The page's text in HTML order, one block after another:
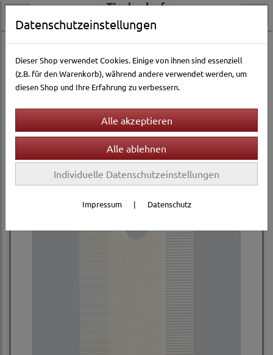
Hundewelt Pflege & Gesundheit Fellpflege Fellkämme
Sortierung wählen
Filter
Datenschutzeinstellungen
Dieser Shop verwendet Cookies. Einige von ihnen sind essenziell
(z.B. für den Warenkorb), während andere verwendet werden, um
diesen Shop und Ihre Erfahrung zu verbessern.
Individuelle Datenschutzeinstellungen
Impressum | Datenschutz